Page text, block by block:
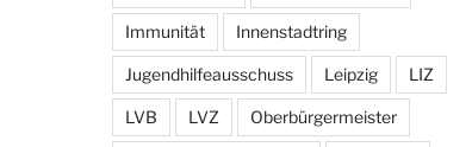
Immunität Innenstadtring
Jugendhilfeausschuss Leipzig LIZ
LVB LVZ Oberbürgermeister